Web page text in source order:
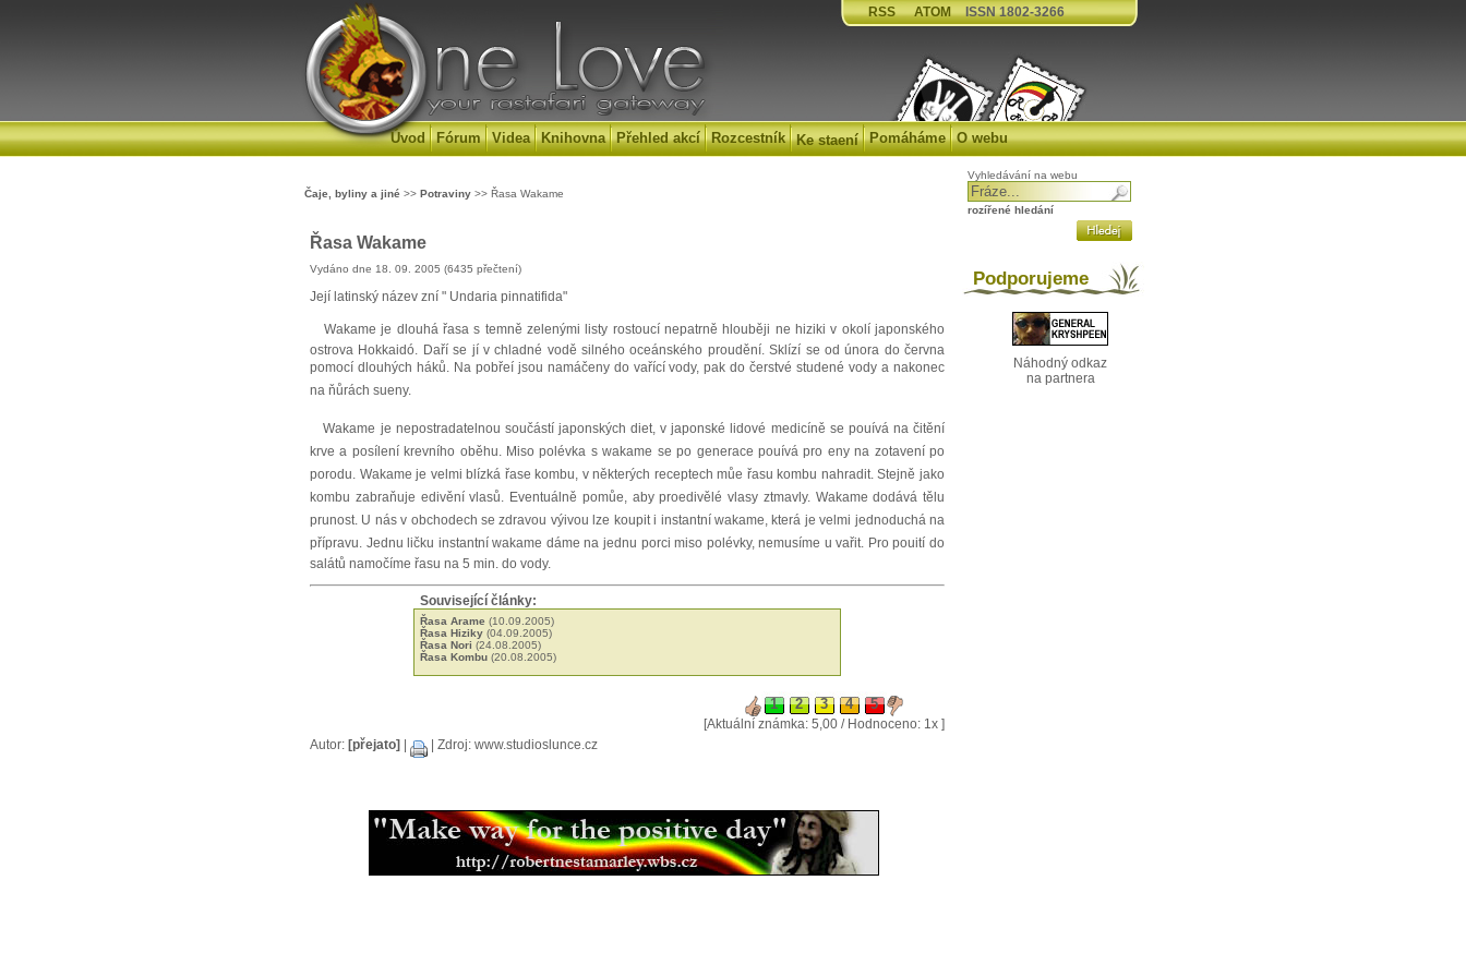
RSS ATOM ISSN 1802-3266
Úvod Fórum Videa Knihovna Přehled akcí Rozcestník Ke staení Pomáháme O webu
Čaje, byliny a jiné >> Potraviny >> Řasa Wakame
Řasa Wakame
Vydáno dne 18. 09. 2005 (6435 přečtení)
Její latinský název zní " Undaria pinnatifida"
Wakame je dlouhá řasa s temně zelenými listy rostoucí nepatrně hlouběji ne hiziki v okolí japonského
ostrova Hokkaidó. Daří se jí v chladné vodě silného oceánského proudění. Sklízí se od února do června
pomocí dlouhých háků. Na pobřeí jsou namáčeny do vařící vody, pak do čerstvé studené vody a nakonec
na ňůrách sueny.
Wakame je nepostradatelnou součástí japonských diet, v japonské lidové medicíně se pouívá na čitění
krve a posílení krevního oběhu. Miso polévka s wakame se po generace pouívá pro eny na zotavení po
porodu. Wakame je velmi blízká řase kombu, v některých receptech můe řasu kombu nahradit. Stejně jako
kombu zabraňuje edivění vlasů. Eventuálně pomůe, aby proedivělé vlasy ztmavly. Wakame dodává tělu
prunost. U nás v obchodech se zdravou výivou lze koupit i instantní wakame, která je velmi jednoduchá na
přípravu. Jednu ličku instantní wakame dáme na jednu porci miso polévky, nemusíme u vařit. Pro pouití do
salátů namočíme řasu na 5 min. do vody.
Související články:
Řasa Arame (10.09.2005)
Řasa Hiziky (04.09.2005)
Řasa Nori (24.08.2005)
Řasa Kombu (20.08.2005)
[Aktuální známka: 5,00 / Hodnoceno: 1x ]
Autor: [přejato] | Zdroj: www.studioslunce.cz
Vyhledávání na webu
rozířené hledání
Podporujeme
Náhodný odkaz
na partnera